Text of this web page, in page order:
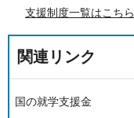
支援制度一覧はこちら
関連リンク
国の就学支援金